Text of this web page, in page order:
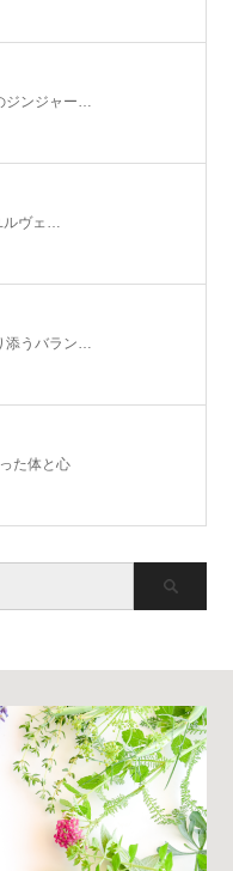
ジンジャー…
ルヴェ…
添うバラン…
た体と心